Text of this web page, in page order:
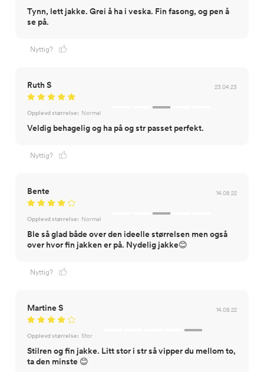
Tynn, lett jakke. Grei å ha i veska. Fin fasong, og pen å
se på.
Nyttig?
Ruth S 23.04.23
Opplevd størrelse: Normal
Veldig behagelig og ha på og str passet perfekt.
Nyttig?
Bente 14.08.22
Opplevd størrelse: Normal
Ble så glad både over den ideelle størrelsen men også
over hvor fin jakken er på. Nydelig jakke😊
Nyttig?
Martine S 14.08.22
Opplevd størrelse: Stor
Stilren og fin jakke. Litt stor i str så vipper du mellom to,
ta den minste 😊